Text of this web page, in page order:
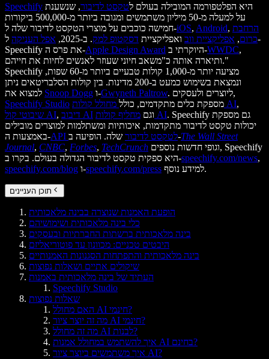
Speechify
היא הפלטפורמה המובילה בעולם לטקסט לדיבור, שנשענת
על למעלה מ-50 מיליון משתמשים ומגובה ביותר מ-500,000 ביקורות
חמישה כוכבים על מוצרי הטקסט לדיבור שלה ל-iOS, Android, הרחבת
כרום, אפליקציית ווב ואפליקציית דסקטופ למק. ב-2025, אפל העניקה ל-
Speechify את פרס ה-Apple Design Award היוקרתי ב-WWDC,
ותיארה אותה כ"משאב חיוני שעוזר לאנשים לחיות את חייהם."
Speechify מציעה יותר מ-1,000 קולות טבעיים ביותר מ-60 שפות,
ונמצאת בשימוש כמעט ב-200 מדינות. בין קולות הסלבריטאים ניתן
Snoop Dogg ו-Gwyneth Paltrow
. ליוצרים ולעסקים,
Speechify Studio
מספקת כלים מתקדמים, כולל מחולל קולות AI,
שיבוטי קול AI, דיבוב AI וגם מחליף קולות AI. Speechify גם מספקת
יכולות טקסט לדיבור מתקדמות, איכותיות ומשתלמות למוצרים מובילים
באמצעות ה-
API לטקסט לדיבורשלה. הופיעה ב-The Wall Street
Journal, CNBC, Forbes, TechCrunch
היא ספקית טקסט לדיבור הגדולה בעולם. בקרו ב-speechify.com/news,
speechify.com/blog ו-speechify.com/press למידע נוסף.
תוכן העניינים
הופעת האמנות שנוצרה בבינה מלאכותית
כלי בינה מלאכותית ושימושיהם
בינה מלאכותית ברשתות החברתיות ובעסקים
היבטים טכניים: מכוונון עד פוטוריאליזם
בינה מלאכותית והתפתחות הסגנונות האמנותיים
שיקולים אתיים ושאלות נפוצות
העתיד של בינה מלאכותית באמנות
Speechify Studio
שאלות נפוצות
האם מחולל AI חינמי?
מה זה יוצר ציור AI חינמי?
מה זה מחולל AI לבנות?
איך להשתמש במחולל אמנות AI בחינם?
איך משתמשים ביוצר ציור AI?